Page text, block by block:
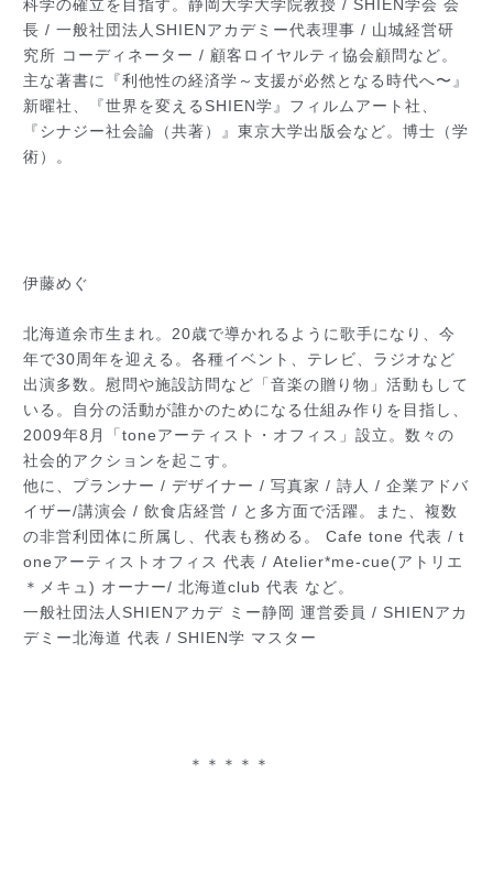
科学の確立を目指す。静岡大学大学院教授 / SHIEN学会 会
長 / 一般社団法人SHIENアカデミー代表理事 / 山城経営研
究所 コーディネーター / 顧客ロイヤルティ協会顧問など。
主な著書に『利他性の経済学 ～支援が必然となる時代へ〜』
新曜社、『世界を変えるSHIEN学』フィルムアート社、
『シナジー社会論（共著）』東京大学出版会など。博士（学
術）。
伊藤めぐ
北海道余市生まれ。20歳で導かれるように歌手になり、 今
年で30周年を迎える。各種イベント、テレビ、ラジオなど
出演多数。慰問や施設訪問など「音楽の贈り物」活動 もして
いる。自分の活動が誰かのためになる仕組み作りを 目指し、
2009年8月「toneアーティスト・オフィ ス」設立。数々の
社会的アクションを起こす。
他に、プランナー / デザイナー / 写真家 / 詩人 / 企業アドバ
イザー/講演会 / 飲食店経営 / と多方面で活躍。また、複数
の非営利団体に所属し、代表も務める。 Cafe tone 代表 / t
oneアーティストオフィス 代表 / Atelier*me-cue(アトリエ
＊メキュ) オーナー/ 北海道club 代表 など。
一般社団法人SHIENアカデ ミー静岡 運営委員 / SHIENアカ
デミー北海道 代表 / SHIEN学 マスター
＊＊＊＊＊